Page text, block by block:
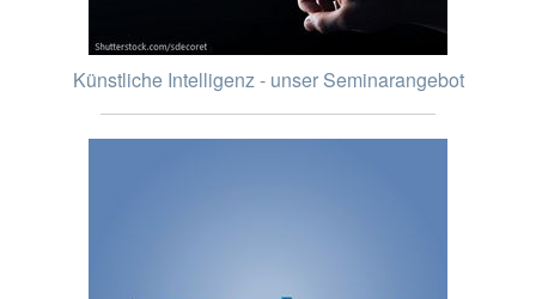
Künstliche Intelligenz - unser Seminarangebot